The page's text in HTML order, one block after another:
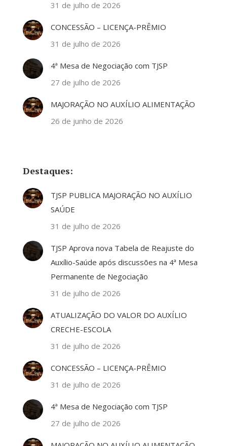
31 de julho de 2026
CONCESSÃO – LICENÇA-PRÊMIO
31 de julho de 2026
4ª Mesa de Negociação com TJSP
27 de julho de 2026
MAJORAÇÃO NO AUXÍLIO ALIMENTAÇÃO
26 de junho de 2026
Destaques:
TJSP PUBLICA MAJORAÇÃO NO AUXÍLIO
SAÚDE
31 de julho de 2026
TJSP Aprova nova Tabela de Reajuste do
Auxílio-Saúde após discussões na 4ª Mesa
Permanente de Negociação
31 de julho de 2026
ATUALIZAÇÃO DO VALOR DO AUXÍLIO
CRECHE-ESCOLA
31 de julho de 2026
CONCESSÃO – LICENÇA-PRÊMIO
31 de julho de 2026
4ª Mesa de Negociação com TJSP
27 de julho de 2026